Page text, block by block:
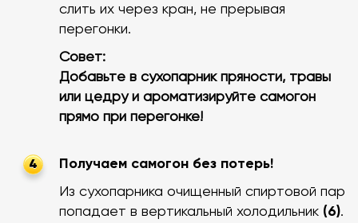
слить их через кран, не прерывая
перегонки.
Совет:
Добавьте в сухопарник пряности, травы
или цедру и ароматизируйте самогон
прямо при перегонке!
4
Получаем самогон без потерь!
Из сухопарника очищенный спиртовой пар
попадает в вертикальный холодильник (6).